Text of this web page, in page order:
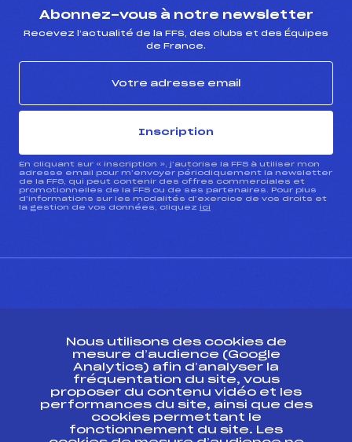
Abonnez-vous à notre newsletter
Recevez l’actualité de la FFS, des clubs et des Équipes
de France.
Inscription
En cliquant sur « inscription », j’autorise la FFS à utiliser mon
adresse email pour m’envoyer périodiquement la newsletter
de la FFS, qui peut contenir des offres commerciales et
promotionnelles de la FFS ou de ses partenaires. Pour plus
d’informations sur les modalités d’exercice de vos droits et
la gestion de vos données, cliquez ici
Ressources
Pass’Neige
Projet sportif fédéral
Nous utilisons des cookies de
mesure d’audience (Google
Analytics) afin d’analyser la
fréquentation du site, vous
proposer du contenu vidéo et les
performances du site, ainsi que des
cookies permettant le
fonctionnement du site. Les